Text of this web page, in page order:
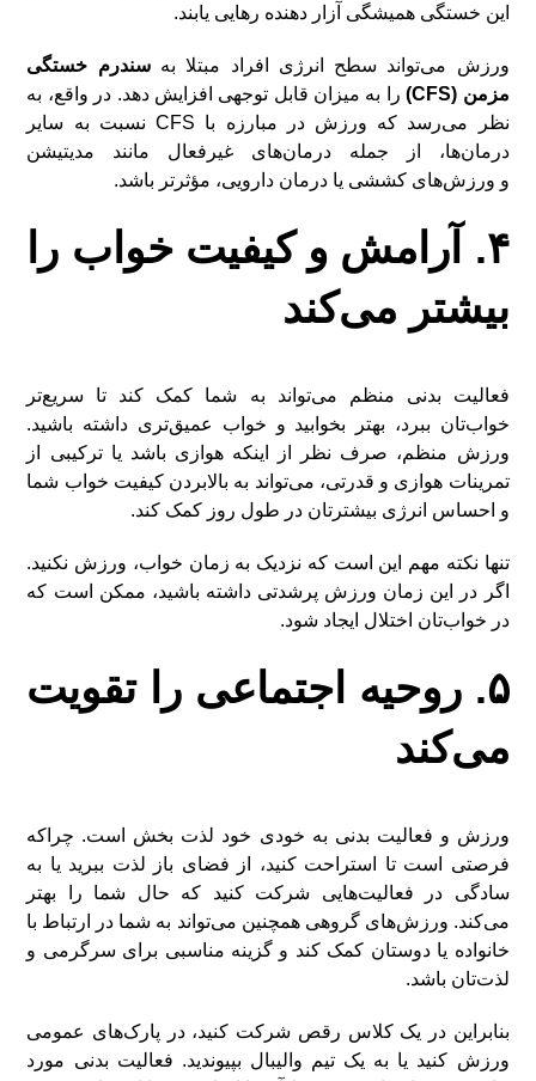
این خستگی همیشگی آزار دهنده رهایی یابند.
ورزش می‌تواند سطح انرژی افراد مبتلا بهسندرم خستگی
مزمن (CFS)
را به میزان قابل توجهی افزایش دهد. در واقع، به
نظر می‌رسد که ورزش در مبارزه با CFS نسبت به سایر
درمان‌ها، از جمله درمان‌های غیرفعال مانند مدیتیشن
و ورزش‌های کششی یا درمان دارویی، مؤثرتر باشد.
۴. آرامش و کیفیت خواب را
بیشتر می‌کند
فعالیت بدنی منظم می‌تواند به شما کمک کند تا سریع‌تر
خواب‌تان ببرد، بهتر بخوابید و خواب عمیق‌تری داشته باشید.
ورزش منظم، صرف نظر از اینکه هوازی باشد یا ترکیبی از
تمرینات هوازی و قدرتی، می‌تواند به بالابردن کیفیت خواب شما
و احساس انرژی بیشترتان در طول روز کمک کند.
تنها نکته مهم این است که نزدیک به زمان خواب، ورزش نکنید.
اگر در این زمان ورزش پرشدتی داشته باشید، ممکن است که
در خواب‌تان اختلال ایجاد شود.
۵. روحیه اجتماعی را تقویت
می‌کند
ورزش و فعالیت بدنی به خودی خود لذت بخش است. چراکه
فرصتی است تا استراحت کنید، از فضای باز لذت ببرید یا به
سادگی در فعالیت‌هایی شرکت کنید که حال شما را بهتر
می‌کند. ورزش‌های گروهی همچنین می‌تواند به شما در ارتباط با
خانواده یا دوستان کمک کند و گزینه مناسبی برای سرگرمی و
لذت‌تان باشد.
بنابراین در یک کلاس رقص شرکت کنید، در پارک‌های عمومی
ورزش کنید یا به یک تیم والیبال بپیوندید. فعالیت بدنی مورد